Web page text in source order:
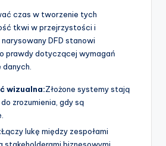
czas w tworzenie tych
tkwi w przejrzystości i
narysowany DFD stanowi
prawdy dotyczącej wymagań
wizualna:Złożone systemy stają
zrozumienia, gdy są
Łączy lukę między zespołami